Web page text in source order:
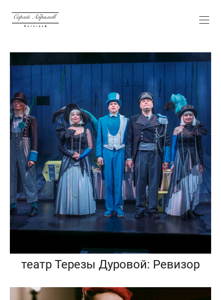
театр Терезы Дуровой: Ревизор